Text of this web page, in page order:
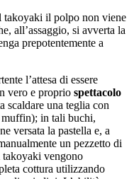
takoyaki il polpo non viene
all’assaggio, si avverta la
prepotentemente a
l’attesa di essere
vero e proprio spettacolo
scaldare una teglia con
muffin); in tali buchi,
versata la pastella e, a
un pezzetto di
vengono
cottura utilizzando